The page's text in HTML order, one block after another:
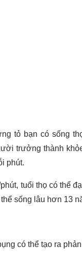
tỏ bạn có sống
trưởng thành
phút.
tuổi thọ có thể
sống lâu hơn 13
có thể tạo ra